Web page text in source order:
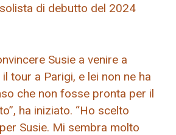
di debutto del 2024
Susie a venire a
tour a Parigi, e lei non ne ha
che non fosse pronta per il
ha iniziato. “Ho scelto
Susie. Mi sembra molto